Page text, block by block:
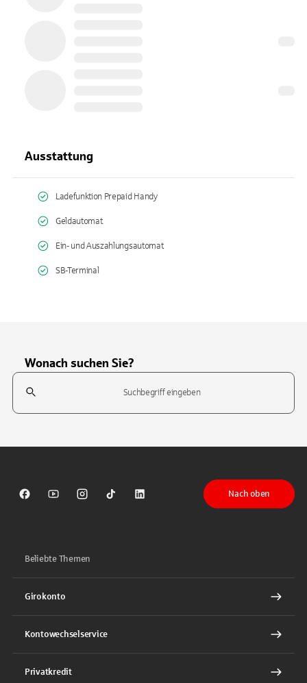
Ausstattung
Ladefunktion Prepaid Handy
Geldautomat
Ein- und Auszahlungsautomat
SB-Terminal
Wonach suchen Sie?
Suchfeld
Sparkasse auf Facebook
Sparkasse auf Youtube
Sparkasse auf Instagram
Sparkasse auf TikTok
Sparkasse auf LinkedIn
Nach oben
Beliebte Themen
Girokonto
Kontowechselservice
Privatkredit